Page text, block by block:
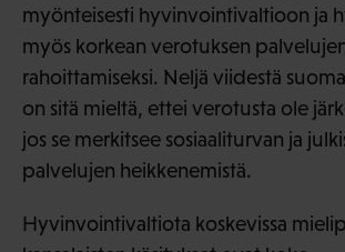
myönteisesti hyvinvointivaltioon ja
myös korkean verotuksen
rahoittamiseksi. Neljä viidestä
on sitä mieltä, ettei verotusta ole
jos se merkitsee sosiaaliturvan ja
palvelujen heikkenemistä.
Hyvinvointivaltiota koskevissa